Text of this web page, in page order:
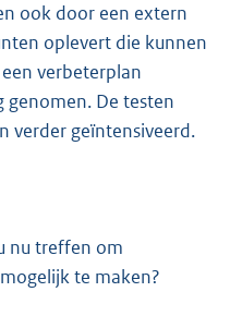
ook door een extern
oplevert die kunnen
verbeterplan
genomen. De testen
verder geïntensiveerd.
nu treffen om
te maken?